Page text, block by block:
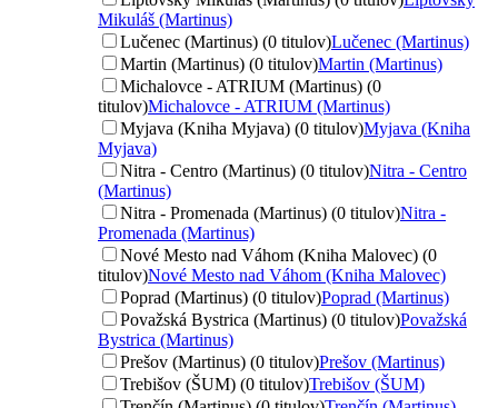
Mikuláš (Martinus)
Lučenec (Martinus) (0 titulov)Lučenec (Martinus)
Martin (Martinus) (0 titulov)Martin (Martinus)
Michalovce - ATRIUM (Martinus) (0
titulov)Michalovce - ATRIUM (Martinus)
Myjava (Kniha Myjava) (0 titulov)Myjava (Kniha
Myjava)
Nitra - Centro (Martinus) (0 titulov)Nitra - Centro
(Martinus)
Nitra - Promenada (Martinus) (0 titulov)Nitra -
Promenada (Martinus)
Nové Mesto nad Váhom (Kniha Malovec) (0
titulov)Nové Mesto nad Váhom (Kniha Malovec)
Poprad (Martinus) (0 titulov)Poprad (Martinus)
Považská Bystrica (Martinus) (0 titulov)Považská
Bystrica (Martinus)
Prešov (Martinus) (0 titulov)Prešov (Martinus)
Trebišov (ŠUM) (0 titulov)Trebišov (ŠUM)